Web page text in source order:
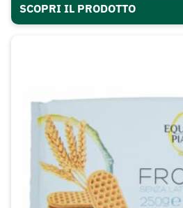
SCOPRI IL PRODOTTO